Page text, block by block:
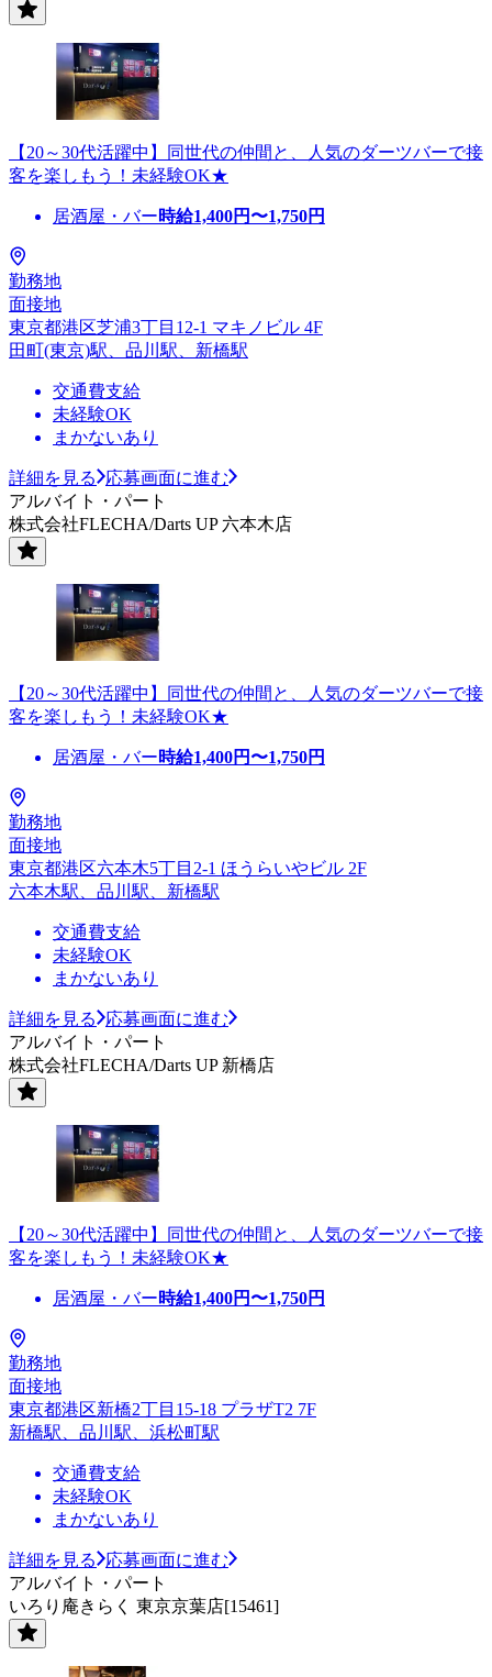
【20～30代活躍中】同世代の仲間と、人気のダーツバーで接
客を楽しもう！未経験OK★
居酒屋・バー時給1,400円〜1,750円
勤務地
面接地
東京都港区芝浦3丁目12-1 マキノビル 4F
田町(東京)駅、品川駅、新橋駅
交通費支給
未経験OK
まかないあり
詳細を見る
応募画面に進む
アルバイト・パート
株式会社FLECHA/Darts UP 六本木店
【20～30代活躍中】同世代の仲間と、人気のダーツバーで接
客を楽しもう！未経験OK★
居酒屋・バー時給1,400円〜1,750円
勤務地
面接地
東京都港区六本木5丁目2-1 ほうらいやビル 2F
六本木駅、品川駅、新橋駅
交通費支給
未経験OK
まかないあり
詳細を見る
応募画面に進む
アルバイト・パート
株式会社FLECHA/Darts UP 新橋店
【20～30代活躍中】同世代の仲間と、人気のダーツバーで接
客を楽しもう！未経験OK★
居酒屋・バー時給1,400円〜1,750円
勤務地
面接地
東京都港区新橋2丁目15-18 プラザT2 7F
新橋駅、品川駅、浜松町駅
交通費支給
未経験OK
まかないあり
詳細を見る
応募画面に進む
アルバイト・パート
いろり庵きらく 東京京葉店[15461]